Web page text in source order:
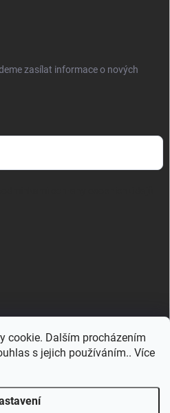
cookie. Dalším procházením
s jejich používáním.. Více
zasílat informace o nových